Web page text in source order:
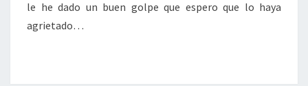
le he dado un buen golpe que espero que lo haya
agrietado…